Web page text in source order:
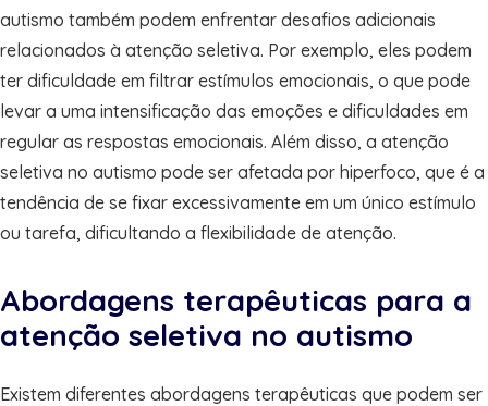
autismo também podem enfrentar desafios adicionais
relacionados à atenção seletiva. Por exemplo, eles podem
ter dificuldade em filtrar estímulos emocionais, o que pode
levar a uma intensificação das emoções e dificuldades em
regular as respostas emocionais. Além disso, a atenção
seletiva no autismo pode ser afetada por hiperfoco, que é a
tendência de se fixar excessivamente em um único estímulo
ou tarefa, dificultando a flexibilidade de atenção.
Abordagens terapêuticas para a
atenção seletiva no autismo
Existem diferentes abordagens terapêuticas que podem ser